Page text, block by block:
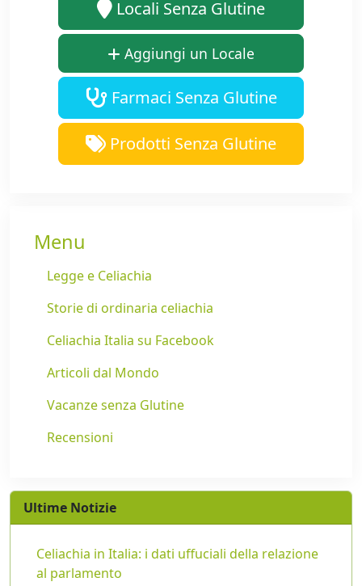
Locali Senza Glutine
Aggiungi un Locale
Farmaci Senza Glutine
Prodotti Senza Glutine
Menu
Legge e Celiachia
Storie di ordinaria celiachia
Celiachia Italia su Facebook
Articoli dal Mondo
Vacanze senza Glutine
Recensioni
Ultime Notizie
Celiachia in Italia: i dati uffuciali della relazione
al parlamento